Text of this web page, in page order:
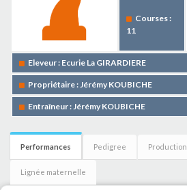
Courses :
11
Eleveur : Ecurie La GIRARDIERE
Propriétaire : Jérémy KOUBICHE
Entraîneur : Jérémy KOUBICHE
Performances Pedigree Production
Lignée maternelle